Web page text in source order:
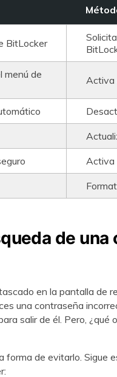
BitLocker
menú de
Activa
Activa
de una
en la pantalla de
una contraseña
salir de él. Pero, ¿qué
forma de evitarlo. Sigue